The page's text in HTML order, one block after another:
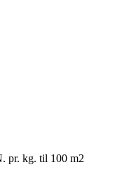
pr. kg. til 100 m2